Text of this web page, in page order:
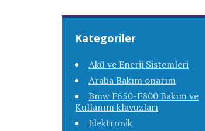
Kategoriler
Akü ve Enerji Sistemleri
Araba Bakım onarım
Bmw F650-F800 Bakım ve
Kullanım klavuzları
Elektronik